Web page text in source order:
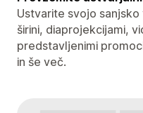
Ustvarite svojo
širini, diaprojekcijami,
predstavljenimi
in še več.